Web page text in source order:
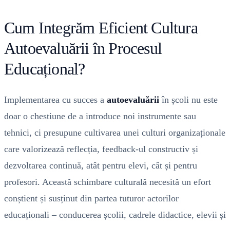
Cum Integrăm Eficient Cultura
Autoevaluării în Procesul
Educațional?
Implementarea cu succes a autoevaluării în școli nu este
doar o chestiune de a introduce noi instrumente sau
tehnici, ci presupune cultivarea unei culturi organizaționale
care valorizează reflecția, feedback-ul constructiv și
dezvoltarea continuă, atât pentru elevi, cât și pentru
profesori. Această schimbare culturală necesită un efort
conștient și susținut din partea tuturor actorilor
educaționali – conducerea școlii, cadrele didactice, elevii și